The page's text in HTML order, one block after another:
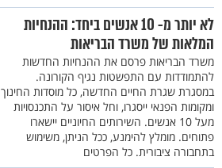
לא יותר מ- 10 אנשים ביחד: ההנחיות
המלאות של משרד הבריאות
משרד הבריאות פרסם את ההנחיות החדשות
להתמודדות עם התפשטות נגיף הקורונה.
במסגרת שגרת החיים החדשה, כל מוסדות החינוך
ומקומות הפנאי ייסגרו, וחל איסור על התכנסויות
מעל 10 אנשים. השירותים החיוניים יישארו
פתוחים. מומלץ להימנע, ככל הניתן, משימוש
בתחבורה ציבורית. כל הפרטים